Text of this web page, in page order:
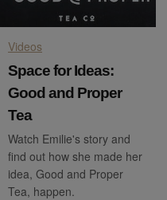
Videos
Space for Ideas:
Good and Proper
Tea
Watch Emilie's story and
find out how she made her
idea, Good and Proper
Tea, happen.